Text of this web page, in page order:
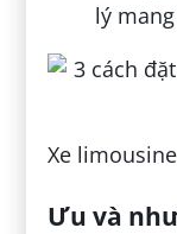
lý
Xe
Ưu và